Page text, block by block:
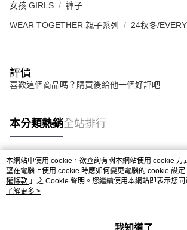
女孩 GIRLS 褲子
WEAR TOGETHER 親子系列 24秋冬/
評價
喜歡這個商品嗎？購買後給他一個好評吧
本分類熱銷全站排行
熱門標籤
本網站中使用 cookie，欲查詢有關本網站使用 cookie 方
望在電腦上使用 cookie 時應如何變更電腦的 cookie 設定
權條款 」之 Cookie 聲明。您繼續使用本網站即表示您
用條款之 Cookie 聲明使用 cookie。
了解更多 >
我知道了